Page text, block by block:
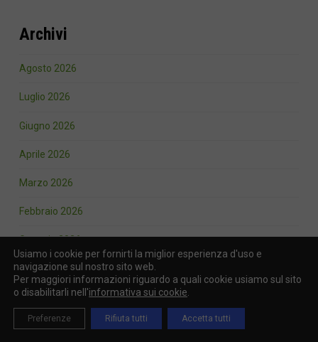
Archivi
Agosto 2026
Luglio 2026
Giugno 2026
Aprile 2026
Marzo 2026
Febbraio 2026
Gennaio 2026
Ottobre 2025
Settembre 2025
Usiamo i cookie per fornirti la miglior esperienza d'uso e
navigazione sul nostro sito web.
Per maggiori informazioni riguardo a quali cookie usiamo sul sito
o disabilitarli nell'informativa sui cookie
Accetta tutti
Rifiuta tutti
Preferenze